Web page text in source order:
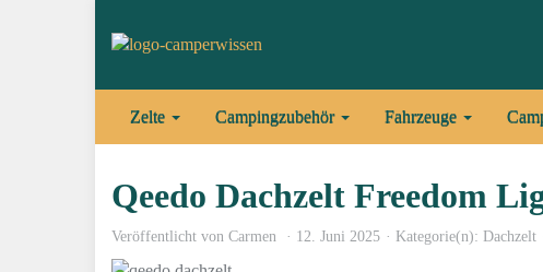
Zelte
Campingzubehör Fahrzeuge
Qeedo Dachzelt Freedom
Veröffentlicht von Carmen 12. Juni 2025 Kategorie(n): Dachzelt